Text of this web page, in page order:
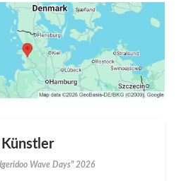
Künstler
Wave Days" 2026